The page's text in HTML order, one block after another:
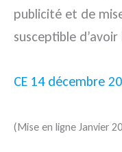
publicité et de
susceptible
CE 14 décembre
(Mise en ligne Janvier